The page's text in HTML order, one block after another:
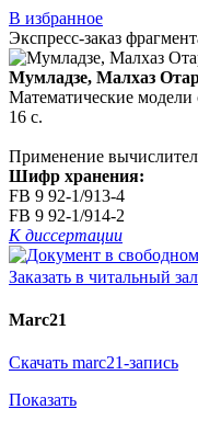
В избранное
Экспресс-заказ
Мумладзе, Малхаз
Математические модели
16 с.
Применение
Шифр хранения:
FB 9 92-1/913-4
FB 9 92-1/914-2
К диссертации
Заказать в читальный зал
Marc21
Скачать marc21-запись
Показать